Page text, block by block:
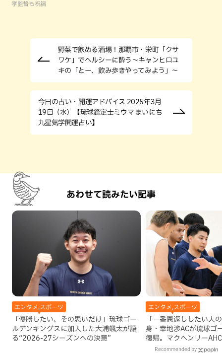
孝監督も祝福
野菜で飲める酒場！那覇市・栄町「クサ
ワケ」でヘルシーに酔う～キャンヒロユ
キの「とー、飲み歩きやってみよう」〜
今日の占い・開運アドバイス 2025年3月
19日（水）【琉球鑑定士ミウマ まいにち
九星気学開運占い】
あわせて読みたい記事
エンタメ,スポーツ
「優勝したい、その思いだけ」琉球ゴー
ルデンキングスに加入した大浦颯太が語
る“2026-27シーズンへの決意”
エンタメ,スポーツ
「一番恩返ししたい人
身・幸地渉ACが琉球ゴ
復帰。マクヘンリー
理由Recommended by